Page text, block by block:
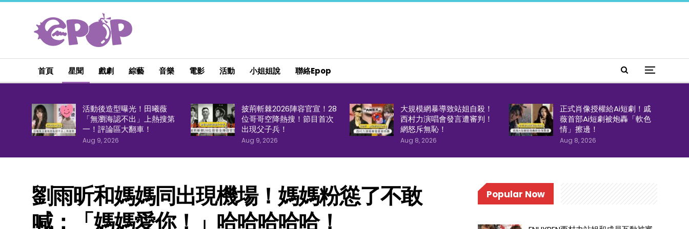
首頁 星聞 戲劇 綜藝 音樂 電影 活動 小姐姐說 聯絡epop
活動後造型曝光！田曦薇
「無瀏海認不出」上熱搜第
一！評論區大翻車！
Aug 9, 2026
披荊斬棘2026陣容官宣！28
位哥哥空降熱搜！節目首次
出現父子兵！
Aug 9, 2026
大規模網暴導致站姐自殺！
西村力演唱會發言遭審判！
網怒斥無恥！
Aug 8, 2026
正式肖像授權給Ai短劇！戚
薇首部Ai短劇被炮轟「軟色
情」擦邊！
Aug 8, 2026
劉雨昕和媽媽同出現機場！媽媽粉慫了不敢
喊：「媽媽愛你！」哈哈哈哈哈！
Popular Now